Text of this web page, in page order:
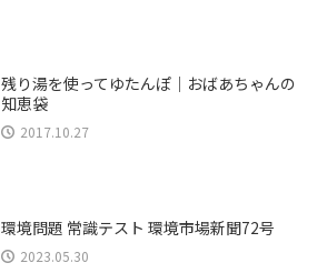
残り湯を使ってゆたんぽ｜おばあちゃんの
知恵袋
2017.10.27
環境問題 常識テスト 環境市場新聞72号
2023.05.30